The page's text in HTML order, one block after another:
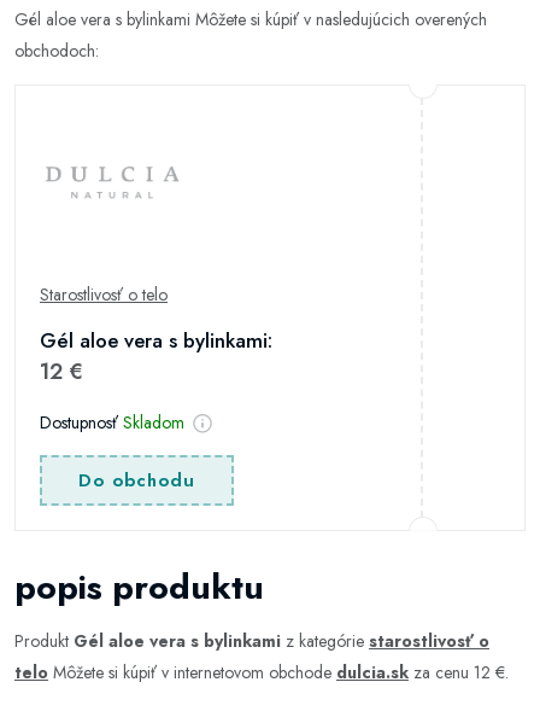
Gél aloe vera s bylinkami Môžete si kúpiť v nasledujúcich overených
obchodoch:
Starostlivosť o telo
Gél aloe vera s bylinkami:
12 €
Dostupnosť Skladom
Do obchodu
popis produktu
Produkt Gél aloe vera s bylinkami z kategórie starostlivosť o
telo Môžete si kúpiť v internetovom obchode dulcia.sk za cenu 12 €.